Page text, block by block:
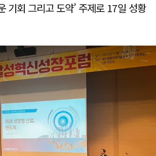
기회 그리고 도약’ 주제로 17일 성황